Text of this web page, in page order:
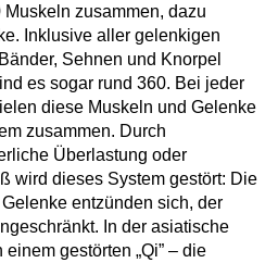
zusammen, dazu
Inklusive aller gelenkigen
Sehnen und Knorpel
es sogar rund 360. Bei jeder
diese Muskeln und Gelenke
zusammen. Durch
Überlastung oder
wird dieses System gestört: Die
entzünden sich, der
In der asiatische
gestörten „Qi” – die